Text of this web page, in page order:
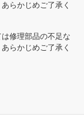
らかじめご了承く
修理部品の不足な
らかじめご了承く